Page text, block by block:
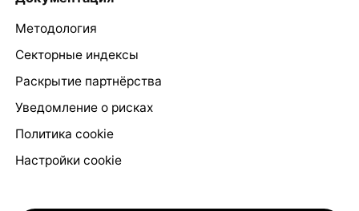
Методология
Секторные индексы
Раскрытие партнёрства
Уведомление о рисках
Политика cookie
Настройки cookie